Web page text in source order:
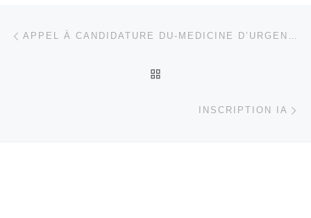
Parcourir les articles APPEL À CANDIDATURE DU-MEDICINE D’URGENCE
INSCRIPTION IA